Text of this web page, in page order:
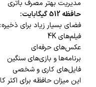
مدیریت بهتر مصرف باتری
حافظه 512 گیگابایت:
فضای بسیار زیاد برای ذخیره:
فیلم‌های 4K
عکس‌های حرفه‌ای
برنامه‌ها و بازی‌های سنگین
فایل‌های کاری و شخصی
این میزان حافظه برای اکثر